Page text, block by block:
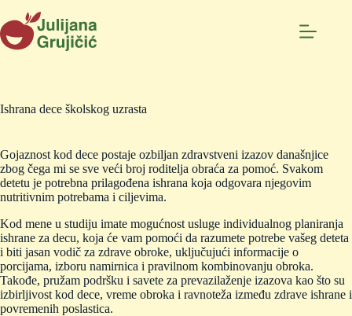
to
content
Ishrana dece školskog uzrasta
Gojaznost kod dece postaje ozbiljan zdravstveni izazov današnjice
zbog čega mi se sve veći broj roditelja obraća za pomoć. Svakom
detetu je potrebna prilagođena ishrana koja odgovara njegovim
nutritivnim potrebama i ciljevima.
Kod mene u studiju imate mogućnost usluge individualnog planiranja
ishrane za decu, koja će vam pomoći da razumete potrebe vašeg deteta
i biti jasan vodič za zdrave obroke, uključujući informacije o
porcijama, izboru namirnica i pravilnom kombinovanju obroka.
Takođe, pružam podršku i savete za prevazilaženje izazova kao što su
izbirljivost kod dece, vreme obroka i ravnoteža između zdrave ishrane i
povremenih poslastica.